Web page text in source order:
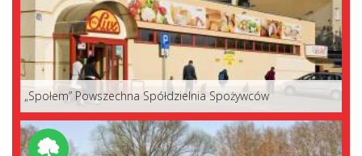
„Społem” Powszechna Spółdzielnia Spożywców